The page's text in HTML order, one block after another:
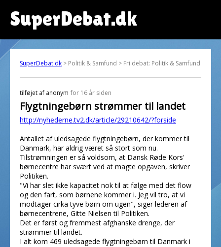
SuperDebat.dk
SuperDebat.dk > Politik & Samfund > Fri debat: Politik & Samfund
tilføjet af anonym for 16 år siden
Flygtningebørn strømmer til landet
http://nyhederne.tv2.dk/article/29210642/?forside
Antallet af uledsagede flygtningebørn, der kommer til
Danmark, har aldrig været så stort som nu.
Tilstrømningen er så voldsom, at Dansk Røde Kors'
børnecentre har svært ved at magte opgaven, skriver
Politiken.
"Vi har slet ikke kapacitet nok til at følge med det flow
og den fart, som børnene kommer i. Jeg vil tro, at vi
modtager cirka tyve børn om ugen", siger lederen af
børnecentrene, Gitte Nielsen til Politiken.
Det er først og fremmest afghanske drenge, der
strømmer til landet.
I alt kom 469 uledsagede flygtningebørn til Danmark i